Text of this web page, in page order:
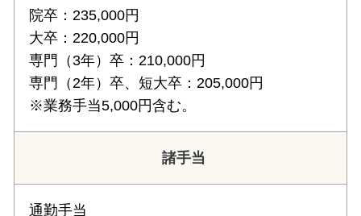
院卒：235,000円
大卒：220,000円
専門（3年）卒：210,000円
専門（2年）卒、短大卒：205,000円
※業務手当5,000円含む。
諸手当
通勤手当